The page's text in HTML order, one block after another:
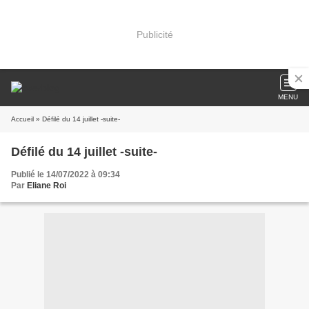
Publicité
MENU
Accueil » Défilé du 14 juillet -suite-
Défilé du 14 juillet -suite-
Publié le 14/07/2022 à 09:34
Par Eliane Roi